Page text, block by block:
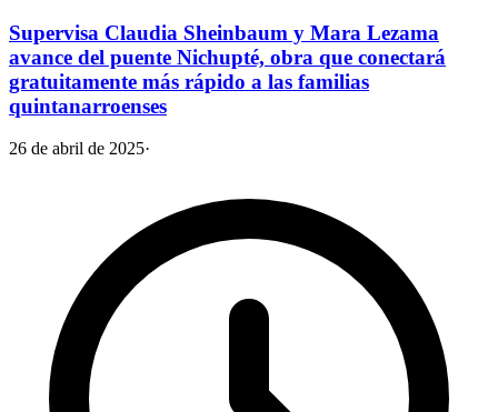
Supervisa Claudia Sheinbaum y Mara Lezama
avance del puente Nichupté, obra que conectará
gratuitamente más rápido a las familias
quintanarroenses
26 de abril de 2025·